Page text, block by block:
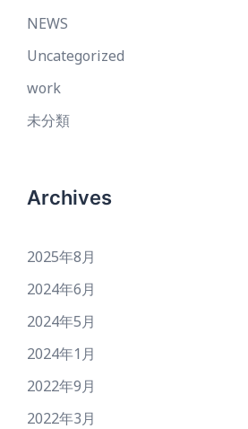
NEWS
Uncategorized
work
未分類
Archives
2025年8月
2024年6月
2024年5月
2024年1月
2022年9月
2022年3月